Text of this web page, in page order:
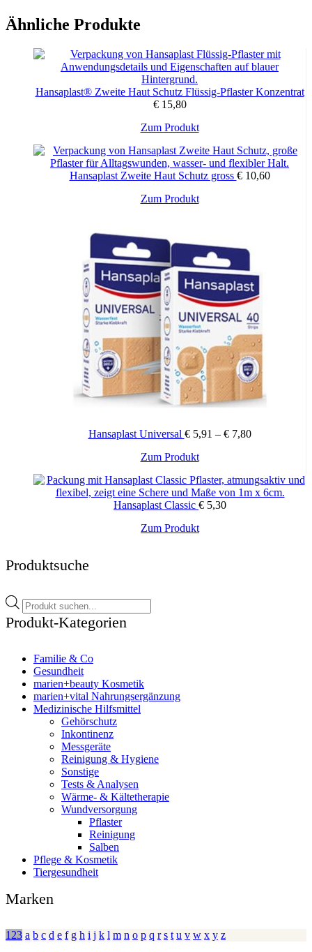
Ähnliche Produkte
Hansaplast® Zweite Haut Schutz Flüssig-Pflaster Konzentrat
€15,80
Zum Produkt
Hansaplast Zweite Haut Schutz gross €10,60
Zum Produkt
Hansaplast Universal €5,91 – €7,80Preisspanne:
Zum ProduktDieses
weist
mehrere
Varianten
Die
Hansaplast Classic € 5,30
Zum Produkt
Produktsuche
Products
search
Produkt-Kategorien
Familie & Co
Gesundheit
marien+beauty Kosmetik
marien+vital Nahrungsergänzung
Medizinische Hilfsmittel
Gehörschutz
Inkontinenz
Messgeräte
Reinigung & Hygiene
Sonstige
Tests & Analysen
Wärme- & Kältetherapie
Wundversorgung
Pflaster
Reinigung
Salben
Pflege & Kosmetik
Tiergesundheit
Marken
123 a b c d e f g h i j k l m n o p q r s t u v w x y z